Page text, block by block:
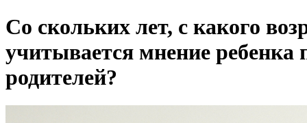
Со скольких лет, с какого
учитывается мнение ребенка
родителей?